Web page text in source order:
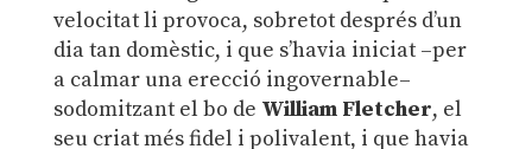
velocitat li provoca, sobretot després d’un
dia tan domèstic, i que s’havia iniciat –per
a calmar una erecció ingovernable–
sodomitzant el bo de William Fletcher, el
seu criat més fidel i polivalent, i que havia